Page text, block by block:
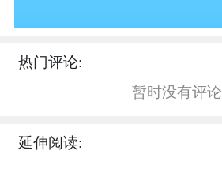
热门评论:
暂时没有评论
延伸阅读: